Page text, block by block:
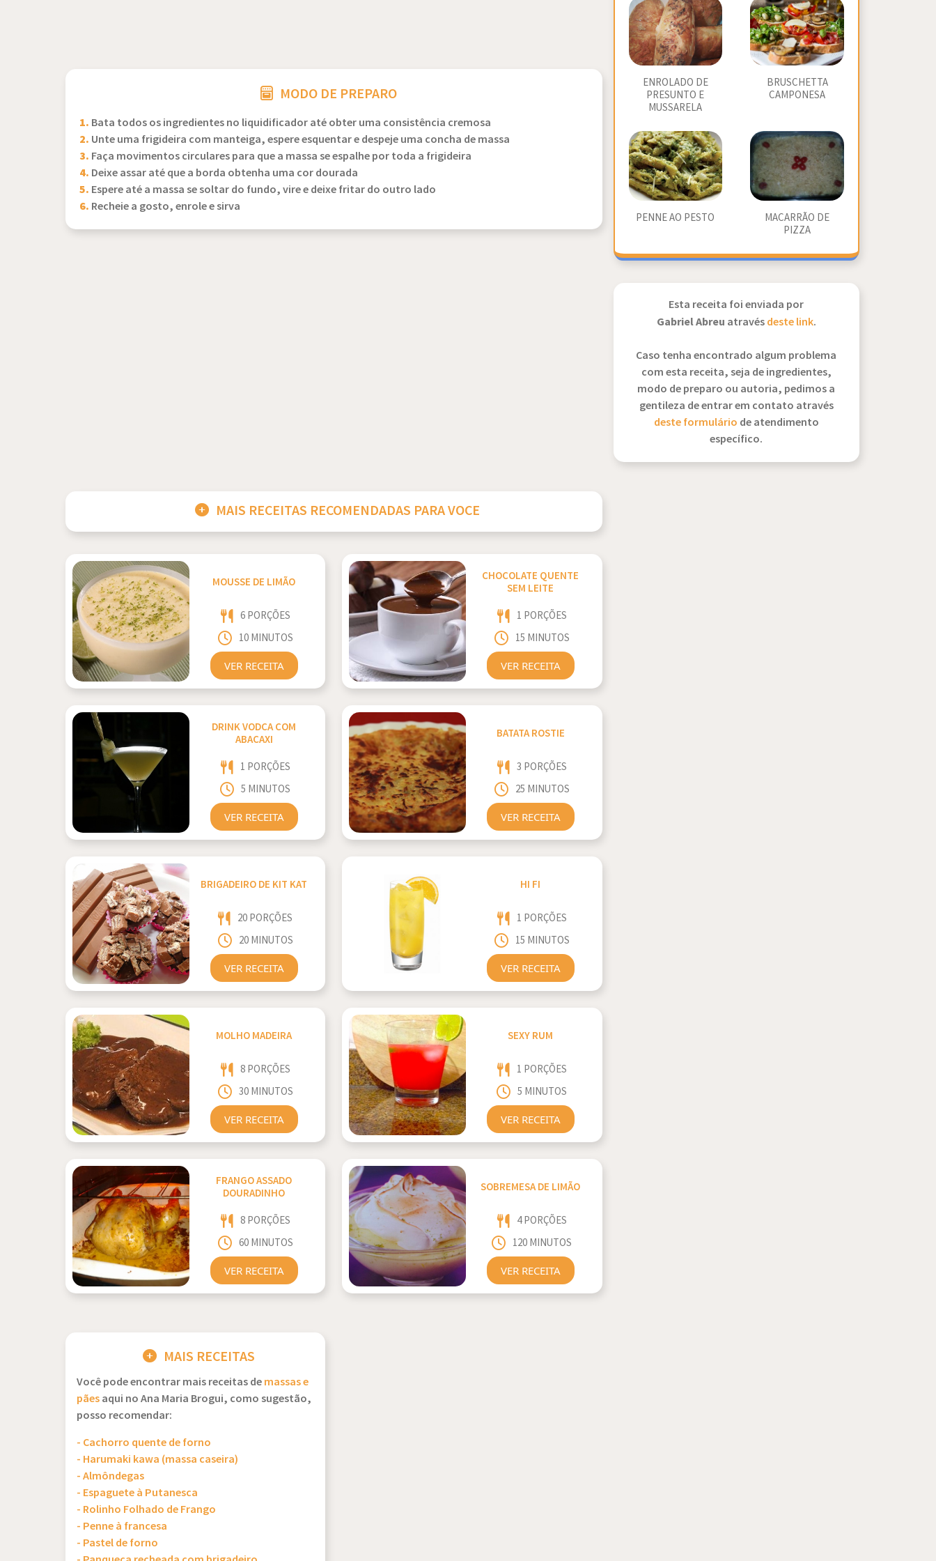
MODO DE PREPARO
1. Bata todos os ingredientes no liquidificador até obter uma consistência cremosa
2. Unte uma frigideira com manteiga, espere esquentar e despeje uma concha de massa
3. Faça movimentos circulares para que a massa se espalhe por toda a frigideira
4. Deixe assar até que a borda obtenha uma cor dourada
5. Espere até a massa se soltar do fundo, vire e deixe fritar do outro lado
6. Recheie a gosto, enrole e sirva
MAIS RECEITAS RECOMENDADAS PARA VOCE
MOUSSE DE LIMÃO
6 PORÇÕES
10 MINUTOS
VER RECEITA
CHOCOLATE QUENTE
SEM LEITE
1 PORÇÕES
15 MINUTOS
VER RECEITA
DRINK VODCA COM
ABACAXI
1 PORÇÕES
5 MINUTOS
VER RECEITA
BATATA ROSTIE
3 PORÇÕES
25 MINUTOS
VER RECEITA
BRIGADEIRO DE KIT KAT
20 PORÇÕES
20 MINUTOS
VER RECEITA
HI FI
1 PORÇÕES
15 MINUTOS
VER RECEITA
MOLHO MADEIRA
8 PORÇÕES
30 MINUTOS
VER RECEITA
SEXY RUM
1 PORÇÕES
5 MINUTOS
VER RECEITA
FRANGO ASSADO
DOURADINHO
8 PORÇÕES
60 MINUTOS
VER RECEITA
SOBREMESA DE LIMÃO
4 PORÇÕES
120 MINUTOS
VER RECEITA
MAIS RECEITAS
Você pode encontrar mais receitas demassas e
pãesaqui no Ana Maria Brogui, como sugestão,
posso recomendar:
- Cachorro quente de forno
- Harumaki kawa (massa caseira)
- Almôndegas
- Espaguete à Putanesca
- Rolinho Folhado de Frango
- Penne à francesa
- Pastel de forno
ENROLADO DE
PRESUNTO E
MUSSARELA
BRUSCHETTA
CAMPONESA
PENNE AO PESTO
MACARRÃO DE
PIZZA
Esta receita foi enviada por
Gabriel Abreu atravésdeste link.
Caso tenha encontrado algum problema
com esta receita, seja de ingredientes,
modo de preparo ou autoria, pedimos a
gentileza de entrar em contato através
deste formulário de atendimento
específico.